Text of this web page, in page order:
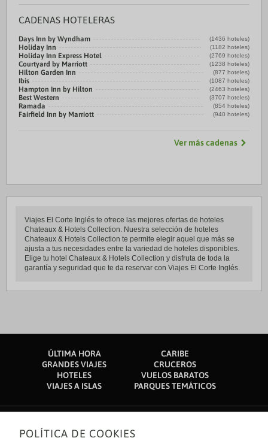
CADENAS HOTELERAS
Days Inn by Wyndham (1436 hoteles)
Holiday Inn (1182 hoteles)
Holiday Inn Express Hotel (2769 hoteles)
Courtyard by Marriott (1238 hoteles)
Hilton Garden Inn (877 hoteles)
Ibis (1087 hoteles)
Hampton Inn by Hilton (2463 hoteles)
Best Western (3707 hoteles)
Ramada (854 hoteles)
Fairfield Inn by Marriott (940 hoteles)
Ver más cadenas
Viajes El Corte Inglés te ofrece las mejores ofertas de hoteles
Chateaux & Hotels Collection. Nuestra selección de hoteles
Chateaux & Hotels Collection te permite elegir aquel que más se
ajusta a tus necesidades entre la variedad de hoteles disponibles.
Elige tu hotel Chateaux & Hotels Collection y disfruta de toda la
garantía y seguridad que te da reservar con Viajes El Corte Inglés.
ÚLTIMA HORA
CARIBE
GRANDES VIAJES
CRUCEROS
HOTELES
VUELOS BARATOS
VIAJES A ISLAS
PARQUES TEMÁTICOS
POLÍTICA DE COOKIES